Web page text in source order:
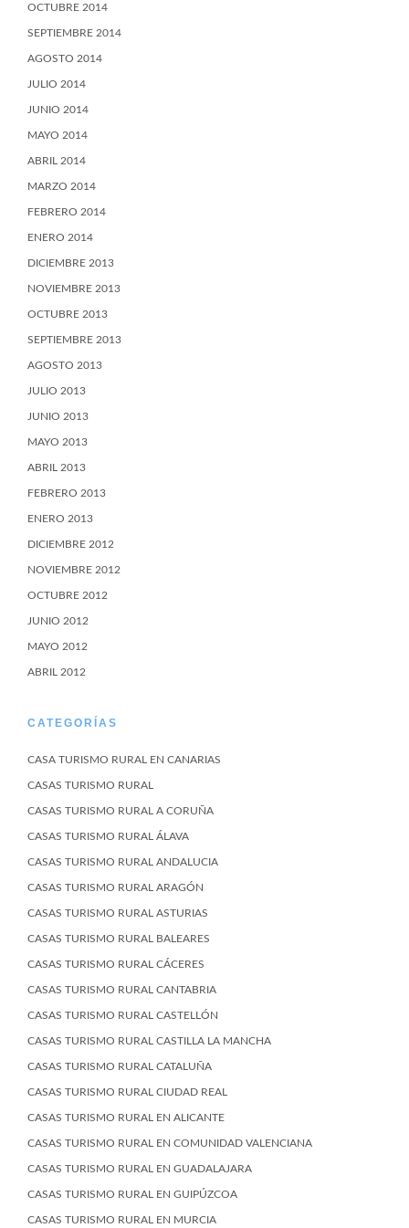
OCTUBRE 2014
SEPTIEMBRE 2014
AGOSTO 2014
JULIO 2014
JUNIO 2014
MAYO 2014
ABRIL 2014
MARZO 2014
FEBRERO 2014
ENERO 2014
DICIEMBRE 2013
NOVIEMBRE 2013
OCTUBRE 2013
SEPTIEMBRE 2013
AGOSTO 2013
JULIO 2013
JUNIO 2013
MAYO 2013
ABRIL 2013
FEBRERO 2013
ENERO 2013
DICIEMBRE 2012
NOVIEMBRE 2012
OCTUBRE 2012
JUNIO 2012
MAYO 2012
ABRIL 2012
CATEGORÍAS
CASA TURISMO RURAL EN CANARIAS
CASAS TURISMO RURAL
CASAS TURISMO RURAL A CORUÑA
CASAS TURISMO RURAL ÁLAVA
CASAS TURISMO RURAL ANDALUCIA
CASAS TURISMO RURAL ARAGÓN
CASAS TURISMO RURAL ASTURIAS
CASAS TURISMO RURAL BALEARES
CASAS TURISMO RURAL CÁCERES
CASAS TURISMO RURAL CANTABRIA
CASAS TURISMO RURAL CASTELLÓN
CASAS TURISMO RURAL CASTILLA LA MANCHA
CASAS TURISMO RURAL CATALUÑA
CASAS TURISMO RURAL CIUDAD REAL
CASAS TURISMO RURAL EN ALICANTE
CASAS TURISMO RURAL EN COMUNIDAD VALENCIANA
CASAS TURISMO RURAL EN GUADALAJARA
CASAS TURISMO RURAL EN GUIPÚZCOA
CASAS TURISMO RURAL EN MURCIA